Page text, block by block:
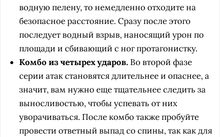
водную пелену, то немедленно отходите на
безопасное расстояние. Сразу после этого
последует водный взрыв, наносящий урон по
площади и сбивающий с ног протагонистку.
Комбо из четырех ударов. Во второй фазе
серии атак становятся длительнее и опаснее, а
значит, вам нужно еще тщательнее следить за
выносливостью, чтобы успевать от них
уворачиваться. После комбо также пробуйте
провести ответный выпад со спины, так как для